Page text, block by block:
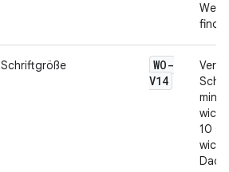
Schriftgröße
WO-
V14
10